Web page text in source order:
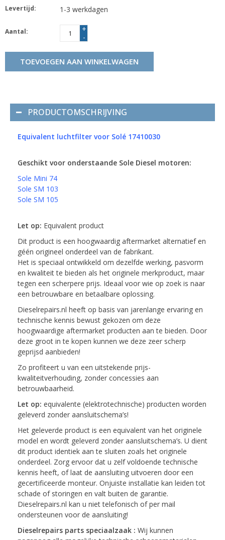
Levertijd: 1-3 werkdagen
Aantal:
+
-
TOEVOEGEN AAN WINKELWAGEN
PRODUCTOMSCHRIJVING
Equivalent luchtfilter voor Solé 17410030
Geschikt voor onderstaande Sole Diesel motoren:
Sole Mini 74
Sole SM 103
Sole SM 105
Let op: Equivalent product
Dit product is een hoogwaardig aftermarket alternatief en
géén origineel onderdeel van de fabrikant.
Het is speciaal ontwikkeld om dezelfde werking, pasvorm
en kwaliteit te bieden als het originele merkproduct, maar
tegen een scherpere prijs. Ideaal voor wie op zoek is naar
een betrouwbare en betaalbare oplossing.
Dieselrepairs.nl heeft op basis van jarenlange ervaring en
technische kennis bewust gekozen om deze
hoogwaardige aftermarket producten aan te bieden. Door
deze groot in te kopen kunnen we deze zeer scherp
geprijsd aanbieden!
Zo profiteert u van een uitstekende prijs-
kwaliteitverhouding, zonder concessies aan
betrouwbaarheid.
Let op: equivalente (elektrotechnische) producten worden
geleverd zonder aansluitschema’s!
Het geleverde product is een equivalent van het originele
model en wordt geleverd zonder aansluitschema’s. U dient
dit product identiek aan te sluiten zoals het originele
onderdeel. Zorg ervoor dat u zelf voldoende technische
kennis heeft, of laat de aansluiting uitvoeren door een
gecertificeerde monteur. Onjuiste installatie kan leiden tot
schade of storingen en valt buiten de garantie.
Dieselrepairs.nl kan u niet telefonisch of per mail
ondersteunen voor de aansluiting!
Dieselrepairs parts speciaalzaak : Wij kunnen